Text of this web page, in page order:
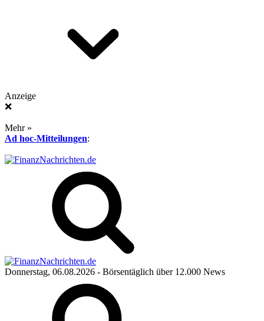
Anzeige
❌
Mehr »
Ad hoc-Mitteilungen:
Donnerstag, 06.08.2026 - Börsentäglich über 12.000 News